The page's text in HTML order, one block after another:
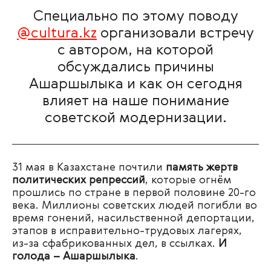
Специально по этому поводу
@cultura.kz организовали встречу
с автором, на которой
обсуждались причины
Ашаршылыка и как он сегодня
влияет на наше понимание
советской модернизации.
31 мая в Казахстане почтили память жертв
политических репрессий, которые огнём
прошлись по стране в первой половине 20-го
века. Миллионы советских людей погибли во
время гонений, насильственной депортации,
этапов в исправительно-трудовых лагерях,
из-за сфабрикованных дел, в ссылках. И
голода – Ашаршылыка.